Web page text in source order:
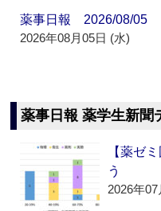
薬事日報 2026/08/05
2026年08月05日 (水)
薬事日報 薬学生新聞
【薬ゼ
う
2026年